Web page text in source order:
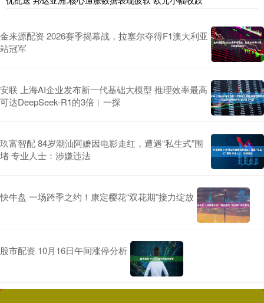
金来源配资 2026赛季揭幕战，拉塞尔夺得F1澳大利亚
站冠军
安联 上海AI企业发布新一代基础大模型 推理效率最高
可达DeepSeek-R1的3倍︱一探
玖富智配 84岁潮汕阿嬷因电影走红，遭遇“私生式”围
堵 专业人士：涉嫌违法
快牛盘 一场跨季之约！康定樱花“双花期”接力绽放
股市配资 10月16日午间涨停分析